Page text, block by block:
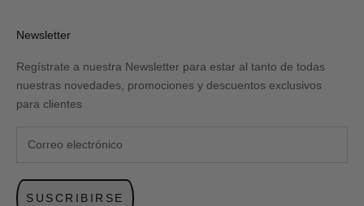
Newsletter
Regístrate a nuestra Newsletter para estar al tanto de todas
nuestras novedades, promociones y descuentos exclusivos
para clientes
SUSCRIBIRSE